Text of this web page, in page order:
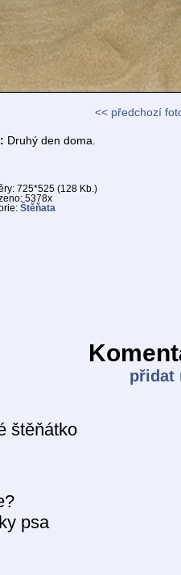
<< předchozí
Druhý den doma.
725*525 (128 Kb.)
5378x
Štěňata
přidat
štěňátko
psa